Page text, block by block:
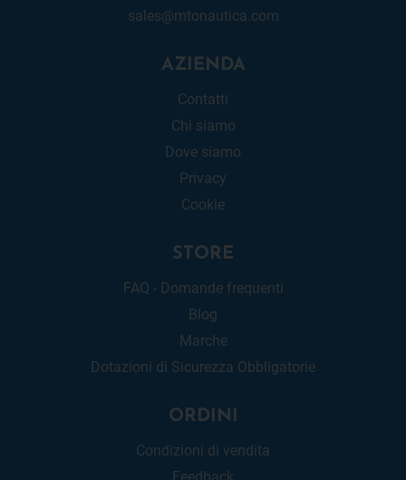
sales@mtonautica.com
AZIENDA
Contatti
Chi siamo
Dove siamo
Privacy
Cookie
STORE
FAQ - Domande frequenti
Blog
Marche
Dotazioni di Sicurezza Obbligatorie
ORDINI
Condizioni di vendita
Feedback